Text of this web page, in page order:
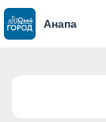
Анапа